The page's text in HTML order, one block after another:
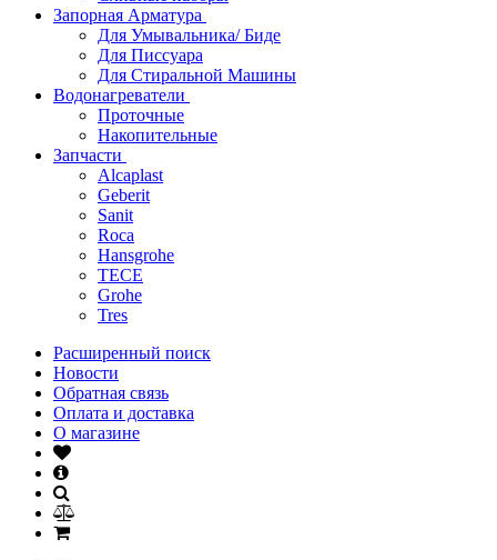
Запорная Арматура
Для Умывальника/ Биде
Для Писсуара
Для Стиральной Машины
Водонагреватели
Проточные
Накопительные
Запчасти
Alcaplast
Geberit
Sanit
Roca
Hansgrohe
TECE
Grohe
Tres
Расширенный поиск
Новости
Обратная связь
Оплата и доставка
О магазине